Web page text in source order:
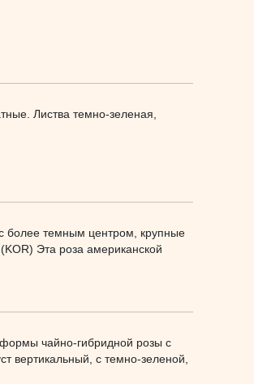
Листва темно-зеленая,
более темным центром, крупные
Эта роза американской
чайно-гибридной розы с
вертикальный, с темно-зеленой,